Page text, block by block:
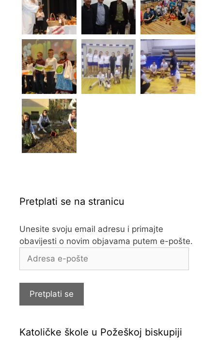
Pretplati se na stranicu
Unesite svoju email adresu i primajte
obavijesti o novim objavama putem e-pošte.
Adresa
Pretplati se
Katoličke škole u Požeškoj biskupiji